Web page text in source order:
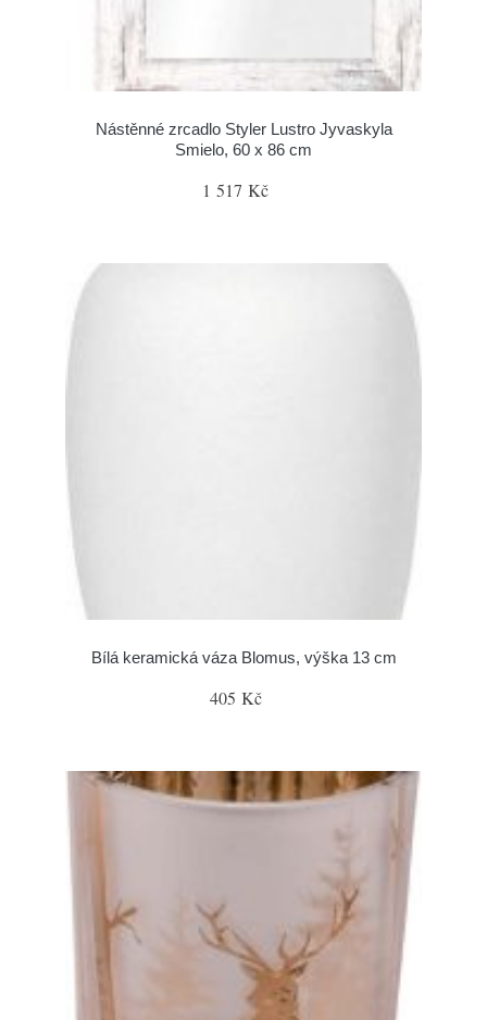
Nástěnné zrcadlo Styler Lustro Jyvaskyla
Smielo, 60 x 86 cm
1 517 Kč
Bílá keramická váza Blomus, výška 13 cm
405 Kč